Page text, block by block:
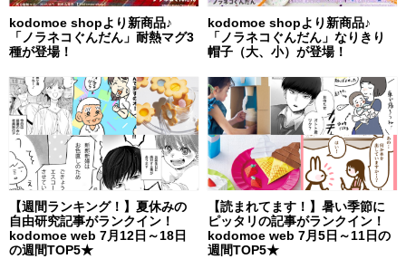
kodomoe shopより新商品♪
「ノラネコぐんだん」耐熱マグ3
種が登場！
kodomoe shopより新商品♪
「ノラネコぐんだん」なりきり
帽子（大、小）が登場！
【週間ランキング！】夏休みの
自由研究記事がランクイン！
kodomoe web 7月12日～18日
の週間TOP5★
【読まれてます！】暑い季節に
ピッタリの記事がランクイン！
kodomoe web 7月5日～11日の
週間TOP5★